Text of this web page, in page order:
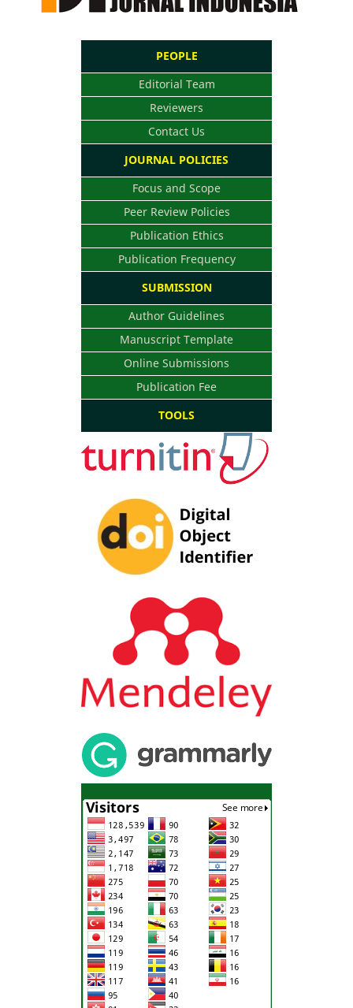
PEOPLE
Editorial Team
Reviewers
Contact Us
JOURNAL POLICIES
Focus and Scope
Peer Review Policies
Publication Ethics
Publication Frequency
SUBMISSION
Author Guidelines
Manuscript Template
Online Submissions
Publication Fee
TOOLS